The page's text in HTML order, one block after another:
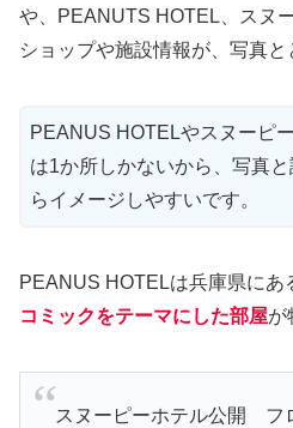
や、PEANUTS HOTEL、スヌ
ショップや施設情報が、写真と
PEANUS HOTELやスヌーピ
は1か所しかないから、写真
らイメージしやすいです。
PEANUS HOTELは兵庫県に
コミックをテーマにした部屋が
スヌーピーホテル公開 フ